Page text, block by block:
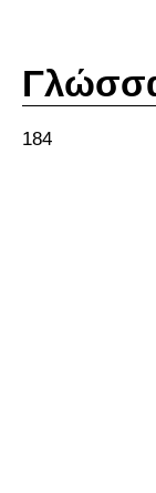
184